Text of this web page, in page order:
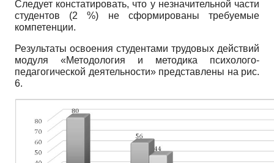
Следует констатировать, что у незначительной части
студентов (2 %) не сформированы требуемые
компетенции.
Результаты освоения студентами трудовых действий
модуля «Методология и методика психолого-
педагогической деятельности» представлены на рис.
6.